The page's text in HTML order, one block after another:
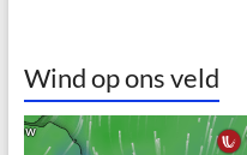
Wind op ons veld